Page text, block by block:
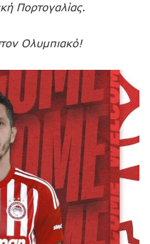
Πορτογαλίας.
Ολυμπιακό!